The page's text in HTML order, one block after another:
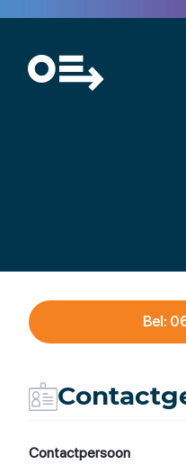
Bel:
Contactpersoon